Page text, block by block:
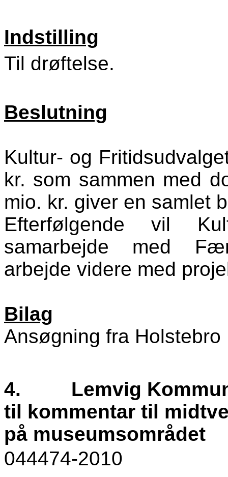
Indstilling
Til drøftelse.
Beslutning
Kultur- og
kr. som sammen med
mio. kr. giver en samlet
Efterfølgende vil
samarbejde med
arbejde videre med
Bilag
Ansøgning fra Holstebro
4.
Lemvig
til kommentar til
på museumsområdet
044474-2010